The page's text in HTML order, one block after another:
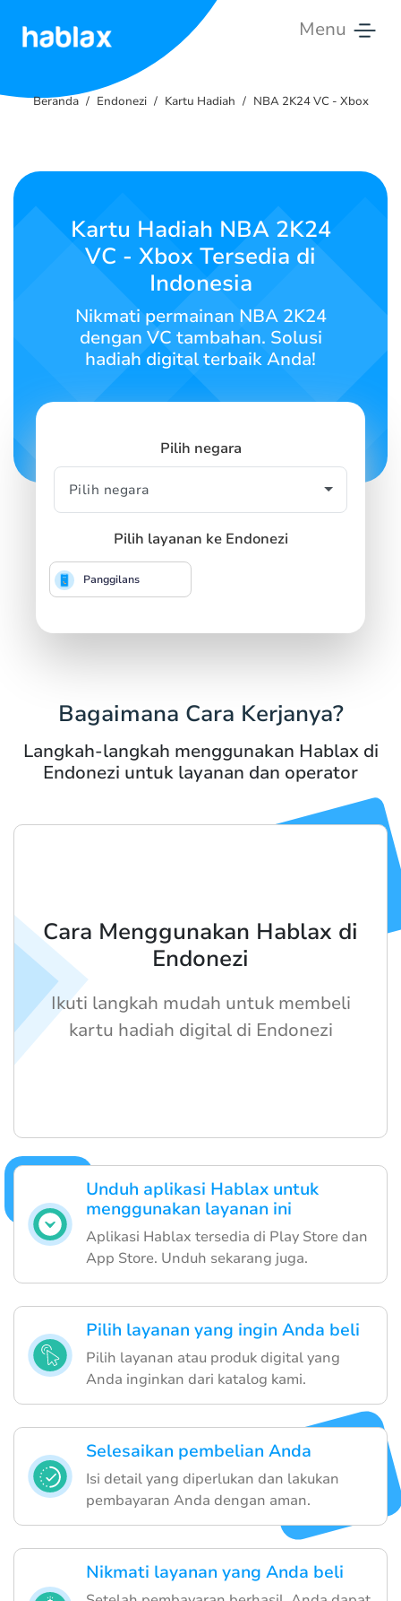
Menu
Tarif
Hubungi
Kami
Bahasa Indonesia
SIGN UP
Beranda Endonezi Kartu Hadiah NBA 2K24 VC - Xbox
Kartu Hadiah NBA 2K24
VC - Xbox Tersedia di
Indonesia
Nikmati permainan NBA 2K24
dengan VC tambahan. Solusi
hadiah digital terbaik Anda!
Pilih negara
Pilih layanan ke Endonezi
Panggilans
Bagaimana Cara Kerjanya?
Langkah-langkah menggunakan Hablax di
Endonezi untuk layanan dan operator
Unduh aplikasi Hablax untuk
menggunakan layanan ini
Aplikasi Hablax tersedia di Play Store dan
App Store. Unduh sekarang juga.
Pilih layanan yang ingin Anda beli
Pilih layanan atau produk digital yang
Anda inginkan dari katalog kami.
Selesaikan pembelian Anda
Isi detail yang diperlukan dan lakukan
pembayaran Anda dengan aman.
Nikmati layanan yang Anda beli
Cara Menggunakan Hablax di
Endonezi
Ikuti langkah mudah untuk membeli
kartu hadiah digital di Endonezi